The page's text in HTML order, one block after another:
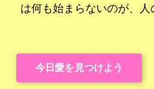
は何も始まらないのが、人
今日愛を見つけよう